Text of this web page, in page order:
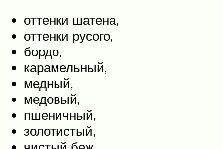
оттенки шатена,
оттенки русого,
бордо,
карамельный,
медный,
медовый,
пшеничный,
золотистый,